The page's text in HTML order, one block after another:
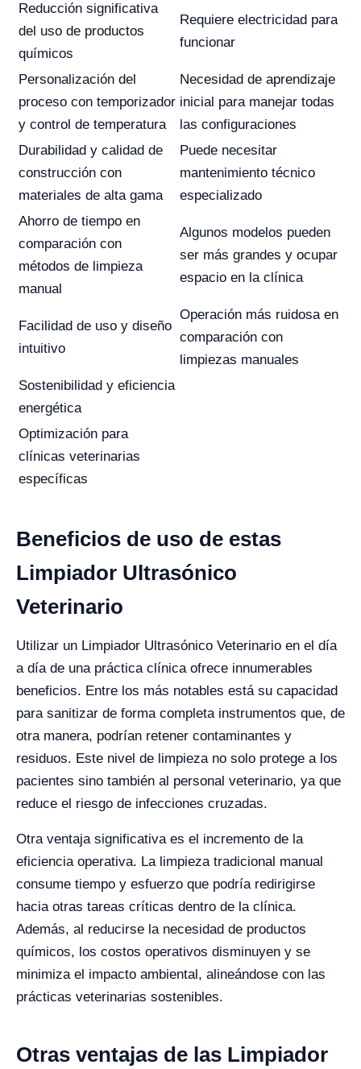
Reducción significativa
del uso de productos
químicos
Requiere electricidad para
funcionar
Personalización del
proceso con temporizador
y control de temperatura
Necesidad de aprendizaje
inicial para manejar todas
las configuraciones
Durabilidad y calidad de
construcción con
materiales de alta gama
Puede necesitar
mantenimiento técnico
especializado
Ahorro de tiempo en
comparación con
métodos de limpieza
manual
Algunos modelos pueden
ser más grandes y ocupar
espacio en la clínica
Facilidad de uso y diseño
intuitivo
Operación más ruidosa en
comparación con
limpiezas manuales
Sostenibilidad y eficiencia
energética
Optimización para
clínicas veterinarias
específicas
Beneficios de uso de estas
Limpiador Ultrasónico
Veterinario
Utilizar un Limpiador Ultrasónico Veterinario en el día
a día de una práctica clínica ofrece innumerables
beneficios. Entre los más notables está su capacidad
para sanitizar de forma completa instrumentos que, de
otra manera, podrían retener contaminantes y
residuos. Este nivel de limpieza no solo protege a los
pacientes sino también al personal veterinario, ya que
reduce el riesgo de infecciones cruzadas.
Otra ventaja significativa es el incremento de la
eficiencia operativa. La limpieza tradicional manual
consume tiempo y esfuerzo que podría redirigirse
hacia otras tareas críticas dentro de la clínica.
Además, al reducirse la necesidad de productos
químicos, los costos operativos disminuyen y se
minimiza el impacto ambiental, alineándose con las
prácticas veterinarias sostenibles.
Otras ventajas de las Limpiador